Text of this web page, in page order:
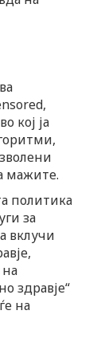
кој ја
мажите.
политика
за
вклучи
на
здравје“
на